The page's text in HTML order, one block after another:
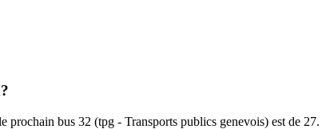
bus 32 (tpg - Transports publics genevois) est de 27.